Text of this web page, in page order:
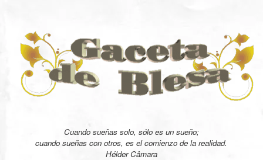
Cuando sueñas solo, sólo es un sueño;
cuando sueñas con otros, es el comienzo de la realidad.
Hélder Câmara